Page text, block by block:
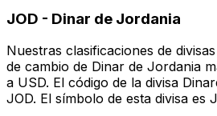
JOD - Dinar de Jordania
Nuestras clasificaciones de
de cambio de Dinar de Jordania
a USD. El código de la divisa
JOD. El símbolo de esta divisa es